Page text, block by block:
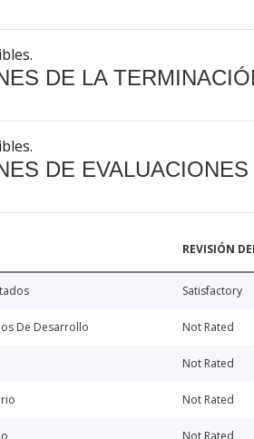
DE LA
DE
REVISIÓN
Satisfactory
De Desarrollo Not Rated
Not Rated
Not Rated